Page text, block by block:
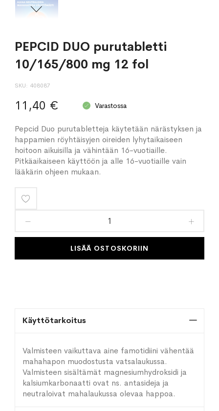
PEPCID DUO purutabletti
10/165/800 mg 12 fol
SKU 408087
11,40 € Varastossa
Pepcid Duo purutabletteja käytetään närästyksen ja
happamien röyhtäisyjen oireiden lyhytaikaiseen
hoitoon aikuisilla ja vähintään 16-vuotiaille.
Pitkäaikaiseen käyttöön ja alle 16-vuotiaille vain
lääkärin ohjeen mukaan.
toivelistaan
LISÄÄ OSTOSKORIIN
Käyttötarkoitus
Valmisteen vaikuttava aine famotidiini vähentää
mahahapon muodostusta vatsalaukussa.
Valmisteen sisältämät magnesiumhydroksidi ja
kalsiumkarbonaatti ovat ns. antasideja ja
neutraloivat mahalaukussa olevaa happoa.